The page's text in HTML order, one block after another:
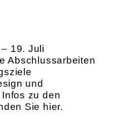
19. Juli
Abschlussarbeiten
und
zu den
Sie hier.